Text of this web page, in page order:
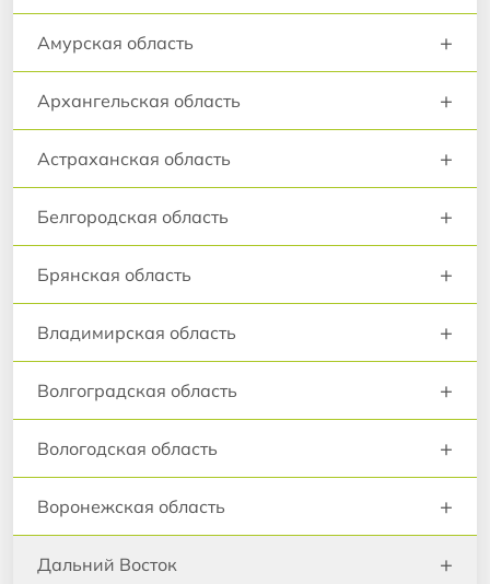
Амурская область +
Архангельская область +
Астраханская область +
Белгородская область +
Брянская область +
Владимирская область +
Волгоградская область +
Вологодская область +
Воронежская область +
Дальний Восток +